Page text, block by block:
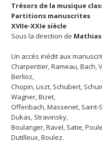
Trésors de la musique
Partitions manuscrites
XVIIe-XXIe siècle
Sous la direction de
Un accès inédit aux
Charpentier, Rameau, Bach,
Berlioz,
Chopin, Liszt, Schubert,
Wagner, Bizet,
Offenbach, Massenet, Saint-
Dukas, Stravinsky,
Boulanger, Ravel, Satie,
Dutilleux, Boulez.